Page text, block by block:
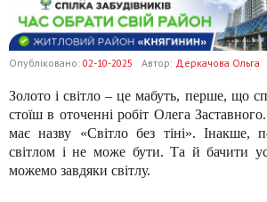
Опубліковано: 02-10-2025 Автор: Деркачова Ольга
Золотоі світло – це мабуть, перше, що
стоїш в оточенні робіт Олега
має назву «Світло без тіні». Інакше,
світлом і не може бути. Та й бачити
можемо завдяки світлу.